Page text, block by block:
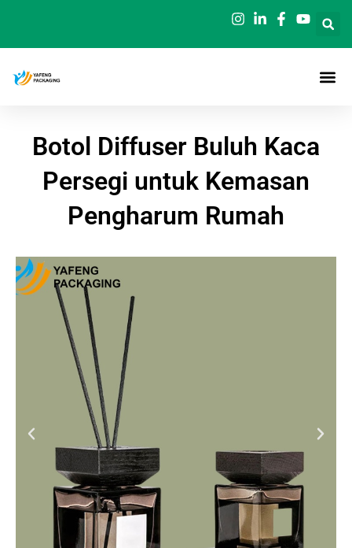
konten
Botol Diffuser Buluh Kaca
Persegi untuk Kemasan
Pengharum Rumah